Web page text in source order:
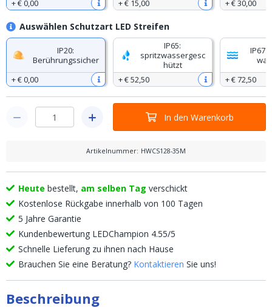
+€ 0,00 +€ 15,00 +€ 30,00
Auswählen Schutzart LED Streifen
IP20:
Berührungssicher
+€ 0,00
IP65:
spritzwassergesc
hützt
+€ 52,50
IP67:
+€ 72,50
In den Warenkorb
Artikelnummer: HWCS128-35M
Heute bestellt, am selben Tag verschickt
Kostenlose Rückgabe innerhalb von 100 Tagen
5 Jahre Garantie
Kundenbewertung LEDChampion 4.55/5
Schnelle Lieferung zu ihnen nach Hause
Brauchen Sie eine Beratung? Kontaktieren Sie uns!
Beschreibung